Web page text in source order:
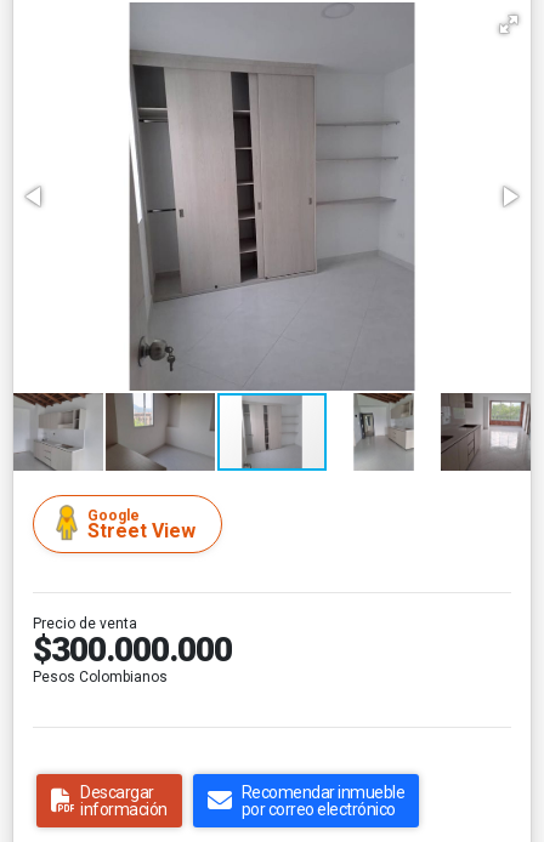
Google
Street View
Precio de venta
$300.000.000
Pesos Colombianos
Descargar
información
Recomendar inmueble
por correo electrónico